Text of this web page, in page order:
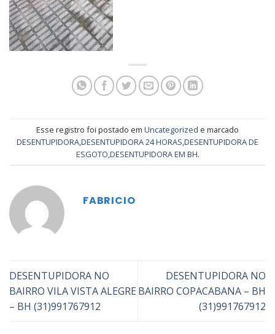
Esse registro foi postado em Uncategorized e marcado
DESENTUPIDORA,DESENTUPIDORA 24 HORAS,DESENTUPIDORA DE
ESGOTO,DESENTUPIDORA EM BH.
FABRICIO
DESENTUPIDORA NO
BAIRRO VILA VISTA ALEGRE
– BH (31)991767912
DESENTUPIDORA NO
BAIRRO COPACABANA – BH
(31)991767912